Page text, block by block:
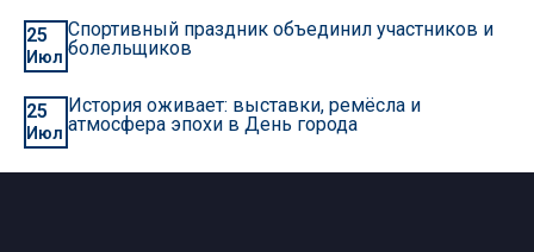
25
Июл
Спортивный праздник объединил участников и
болельщиков
25
Июл
История оживает: выставки, ремёсла и
атмосфера эпохи в День города